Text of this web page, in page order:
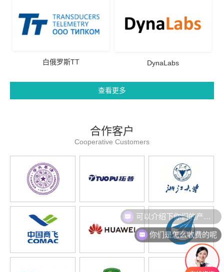
白俄罗斯TT DynaLabs
查看更多
合作客户
Cooperative Customers
可以介绍下你们的产品么
你们是怎么收费的呢